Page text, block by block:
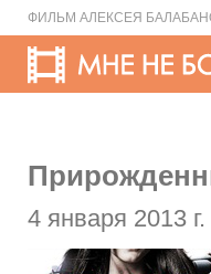
ФИЛЬМ АЛЕКСЕЯ
4 января 2013 г.